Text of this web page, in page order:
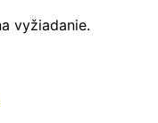
vyžiadanie.